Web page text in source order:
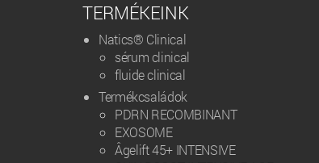
TERMÉKEINK
Natics® Clinical
sérum clinical
fluide clinical
Termékcsaládok
PDRN RECOMBINANT
EXOSOME
Âgelift 45+ INTENSIVE